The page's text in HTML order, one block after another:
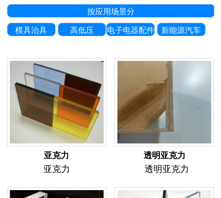
按应用场景分
模具治具 高低压 电子电器配件 新能源汽车
亚克力
亚克力
透明亚克力
透明亚克力